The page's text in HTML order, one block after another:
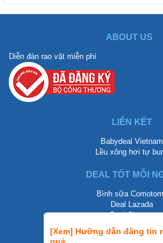
[Xem] Hưỡng dẫn đăng tin
ABOUT US
Diễn đàn rao vặt miễn phí
LIÊN KẾT
Babydeal Vietnam
Lều xông hơi tự
DEAL TỐT MỖI
Bình sữa
Deal Lazada
Deal Shopee
LIÊN HỆ